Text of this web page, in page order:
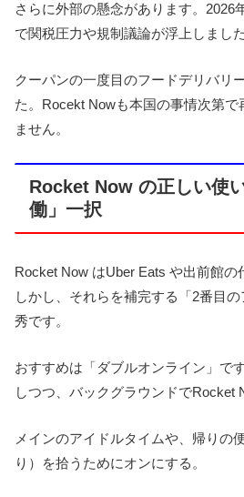
さらに外部の懸念があります。2026
で関税圧力や規制議論が浮上しました
クーパンの一度目のフードデリバリ
た。Rocekt Nowも本国の事情次第
ません。
Rocket Now の正しい使
働」一択
Rocket Now はUber Eats や出前館の
しかし、それらを補完する「2番目
秀です。
おすすめは「ダブルオンライン」で
しつつ、バックグラウンドでRocket
メインのアイドルタイムや、帰りの
り）を拾うためにオンにする。